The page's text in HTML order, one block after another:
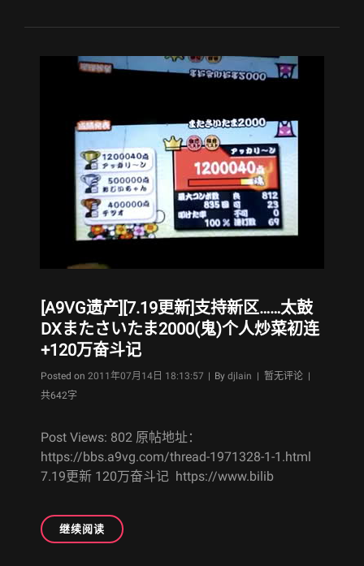
的
&
音
乐
游
戏
历
程
向]
现
了
一
个
多
的
心
愿…
[A9VG遗产][7.19更新]支持新区……太鼓
DXまたさいたま2000(鬼)个人炒菜初连
+120万奋斗记
Posted on 2011年07月14日 18:13:57 | By Byline
djlain | 暂无评论 |
共642字
Post Views: 802 原帖地址：
https://bbs.a9vg.com/thread-1971328-1-1.html
7.19更新 120万奋斗记 https://www.bilib
继续阅读[A9VG
遗